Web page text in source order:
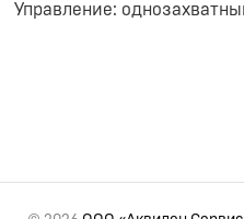
Управление: